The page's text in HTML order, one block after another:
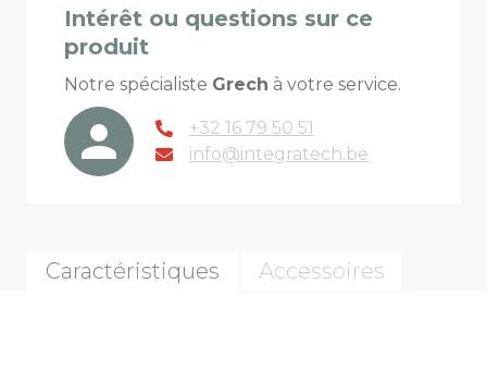
Intérêt ou questions sur ce
produit
Notre spécialiste Grech à votre service.
+32 16 79 50 51
info@integratech.be
Caractéristiques Accessoires